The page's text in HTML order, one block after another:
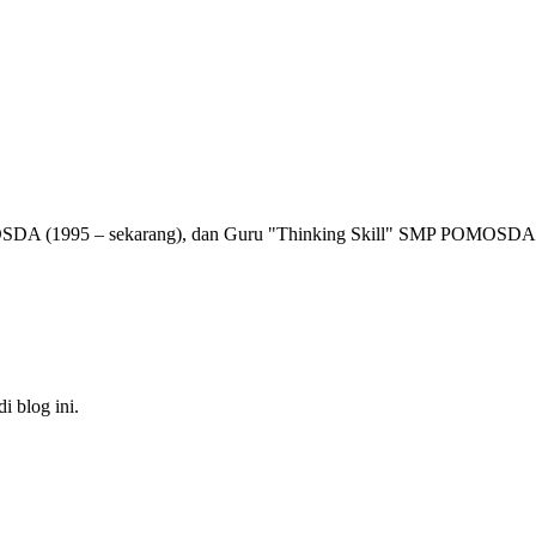
(1995 – sekarang), dan Guru "Thinking Skill" SMP
blog ini.